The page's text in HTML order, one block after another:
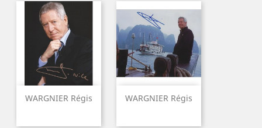
WARGNIER Régis WARGNIER Régis